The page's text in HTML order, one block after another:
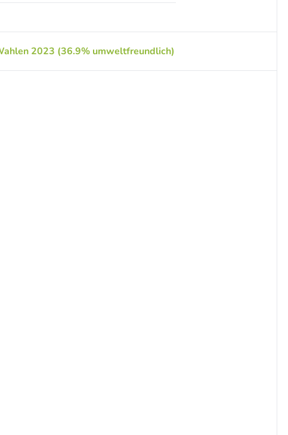
2023 (36.9% umweltfreundlich)